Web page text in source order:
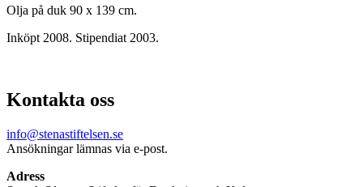
Olja på duk 90 x 139 cm.
Inköpt 2008. Stipendiat 2003.
Kontakta oss
info@stenastiftelsen.se
Ansökningar lämnas via e-post.
Adress